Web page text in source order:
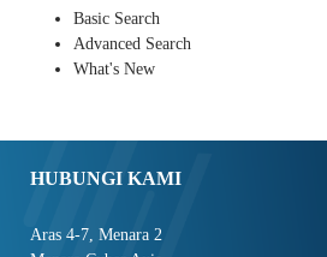
Basic Search
Advanced Search
What's New
HUBUNGI KAMI
Aras 4-7, Menara 2